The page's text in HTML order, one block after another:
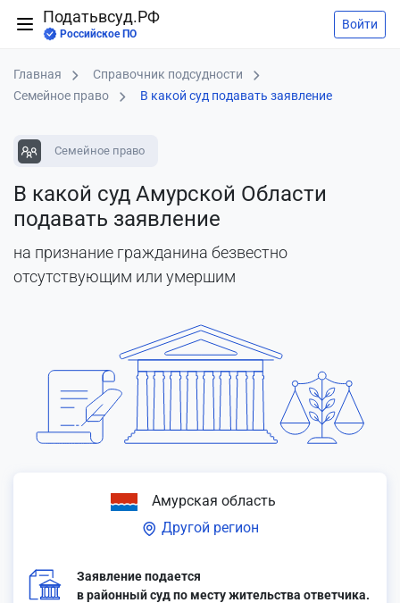
Податьвсуд.РФ
Российское ПО
Войти
Главная
Справочник подсудности
Семейное право
В какой суд подавать заявление
Семейное право
В какой суд Амурской Области
подавать заявление
на признание гражданина безвестно
отсутствующим или умершим
Амурская область
Другой регион
Заявление подается
в районный суд по месту жительства ответчика.